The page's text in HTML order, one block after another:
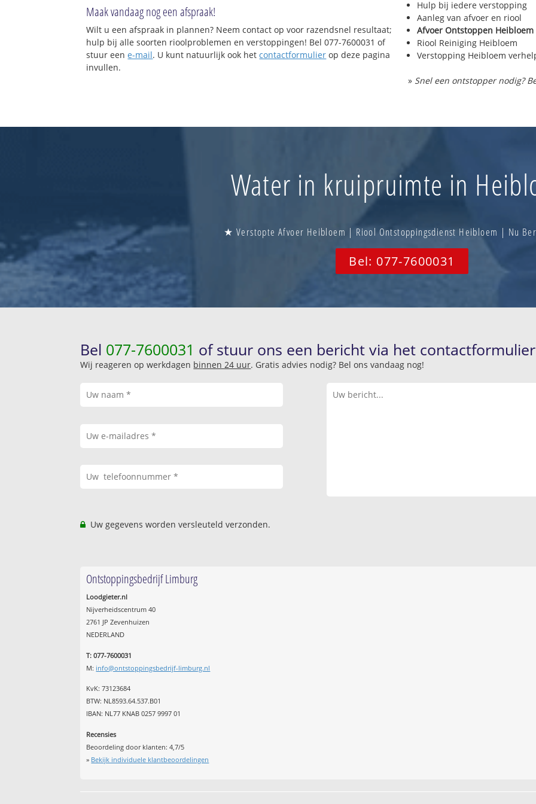
Maak vandaag nog een afspraak!
Wilt u een afspraak in plannen? Neem contact op voor razendsnel resultaat;
hulp bij alle soorten rioolproblemen en verstoppingen! Bel 077-7600031 of
stuur eene-mail. U kunt natuurlijk ook hetcontactformulier op deze pagina
invullen.
Hulp bij iedere verstopping
Aanleg van afvoer en riool
Afvoer Ontstoppen Heibloem
Riool Reiniging Heibloem
Verstopping Heibloem
» Snel een ontstopper nodig?
Water in kruipruimte in
★ Verstopte Afvoer Heibloem | Riool Ontstoppingsdienst Heibloem | Nu
Bel: 077-7600031
Bel 077-7600031 of stuur ons een bericht via het
Wij reageren op werkdagen binnen 24 uur. Gratis advies nodig? Bel ons vandaag nog!
Uw gegevens worden versleuteld verzonden.
Ontstoppingsbedrijf Limburg
Loodgieter.nl
Nijverheidscentrum 40
2761 JP Zevenhuizen
NEDERLAND
T: 077-7600031
M: info@ontstoppingsbedrijf-limburg.nl
KvK: 73123684
BTW: NL8593.64.537.B01
IBAN: NL77 KNAB 0257 9997 01
Recensies
Beoordeling door klanten:4,7/5
» Bekijk individuele klantbeoordelingen